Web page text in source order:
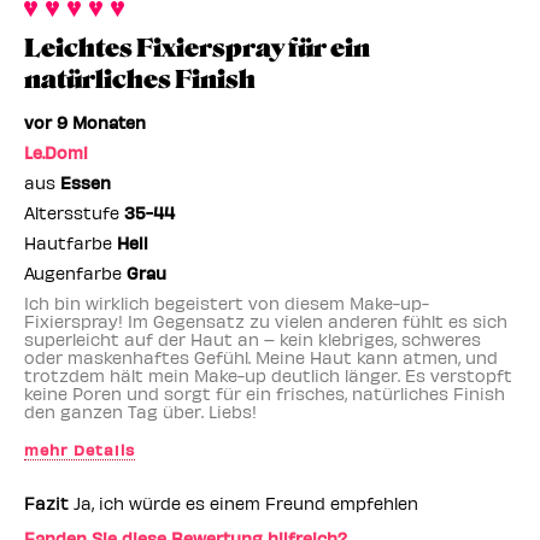
der
Bewertungen
Bewertung
und
Anzahl
Bewertungen
Kategorie,
durchschnittlicher
Bewertung
und
Anzahl
der
Leichtes Fixierspray für ein
natürliches Finish
vor 9 Monaten
Le.Domi
aus Essen
Altersstufe 35-44
Hautfarbe Hell
Augenfarbe Grau
Ich bin wirklich begeistert von diesem Make-up-
Fixierspray! Im Gegensatz zu vielen anderen fühlt es sich
superleicht auf der Haut an – kein klebriges, schweres
oder maskenhaftes Gefühl. Meine Haut kann atmen, und
trotzdem hält mein Make-up deutlich länger. Es verstopft
keine Poren und sorgt für ein frisches, natürliches Finish
den ganzen Tag über. Liebs!
mehr Details
Fazit Ja, ich würde es einem Freund empfehlen